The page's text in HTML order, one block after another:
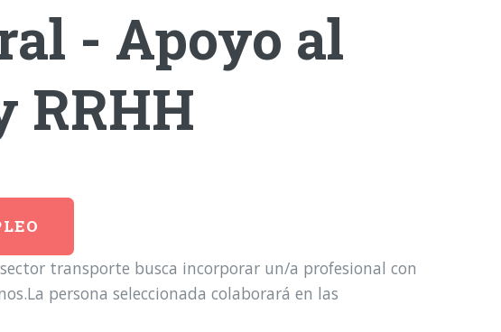
- Apoyo al
RRHH
sector transporte busca incorporar un/a profesional con
persona seleccionada colaborará en las